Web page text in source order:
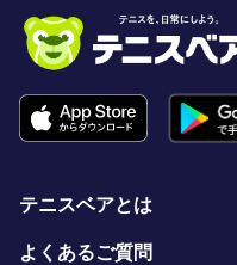
テニスベアとは
よくあるご質問